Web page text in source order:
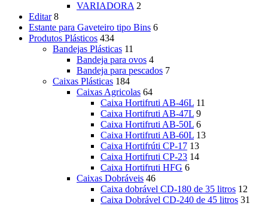
VARIADORA 2
Editar 8
Estante para Gaveteiro tipo Bins 6
Produtos Plásticos 434
Bandejas Plásticas 11
Bandeja para ovos 4
Bandeja para pescados 7
Caixas Plásticas 184
Caixas Agricolas 64
Caixa Hortifruti AB-46L 11
Caixa Hortifruti AB-47L 9
Caixa Hortifruti AB-50L 6
Caixa Hortifruti AB-60L 13
Caixa Hortifrúti CP-17 13
Caixa Hortifruti CP-23 14
Caixa Hortifruti HFG 6
Caixas Dobráveis 46
Caixa dobrável CD-180 de 35 litros 12
Caixa Dobrável CD-240 de 45 litros 31